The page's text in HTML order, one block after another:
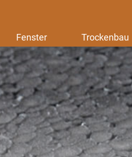
Fenster Trockenbau